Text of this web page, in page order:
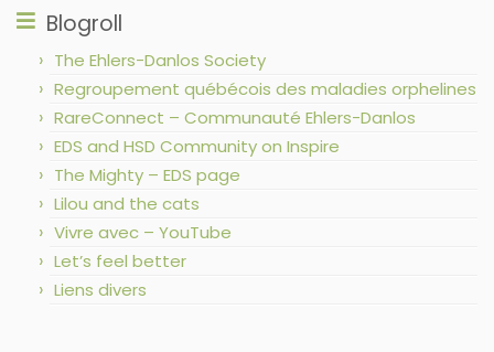
Blogroll
The Ehlers-Danlos Society
Regroupement québécois des maladies orphelines
RareConnect – Communauté Ehlers-Danlos
EDS and HSD Community on Inspire
The Mighty – EDS page
Lilou and the cats
Vivre avec – YouTube
Let’s feel better
Liens divers